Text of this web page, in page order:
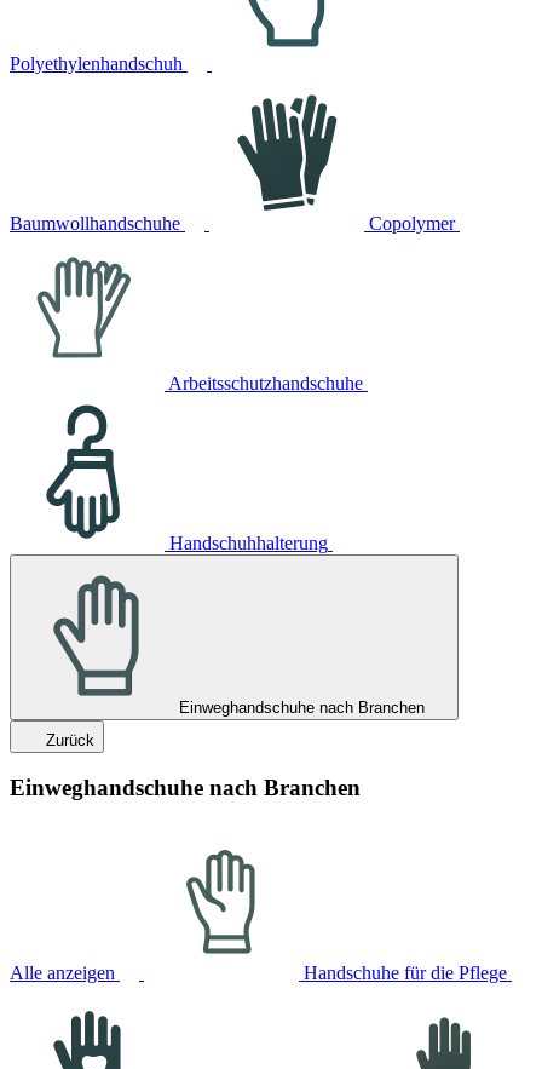
Polyethylenhandschuh
Baumwollhandschuhe Copolymer
Arbeitsschutzhandschuhe
Handschuhhalterung
Einweghandschuhe nach Branchen
Zurück
Einweghandschuhe nach Branchen
Alle anzeigen Handschuhe für die Pflege